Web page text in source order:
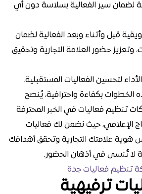
لضمان سير الفعالية بسلاسة دون أي
قبل وأثناء وبعد الفعالية لضمان
وتعزيز حضور العلامة التجارية وتحقيق
لتحسين الفعاليات المستقبلية.
الخطوات بكفاءة واحترافية، يُنصح
تنظيم فعاليات في الخبر المحترفة
الإعلامي، حيث نضمن لك فعاليات
هوية علامتك التجارية وتحقق أهدافك
لا تُنسى في أذهان الحضور.
تنظيم فعاليات جدة
ترفيهية